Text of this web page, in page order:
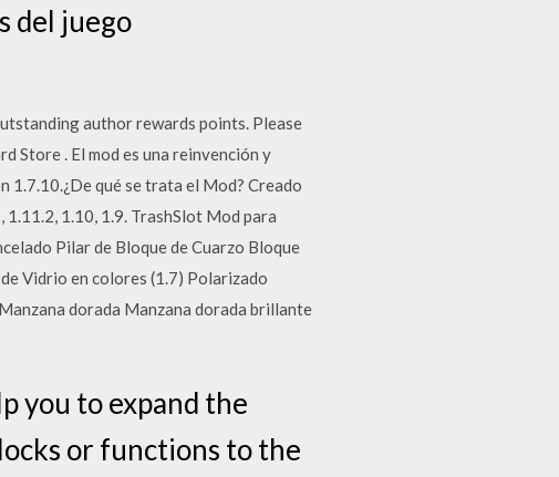
del juego
author rewards points. Please
Store . El mod es una reinvención y
qué se trata el Mod? Creado
1.10, 1.9. TrashSlot Mod para
Pilar de Bloque de Cuarzo Bloque
Vidrio en colores (1.7) Polarizado
dorada Manzana dorada brillante
you to expand the
or functions to the